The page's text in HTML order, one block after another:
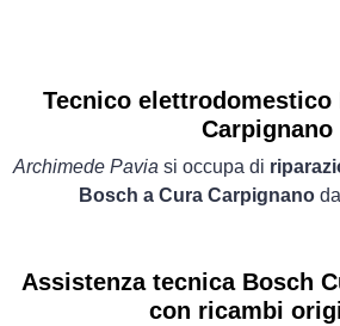
Tecnico elettrodomestico
Carpignano
Archimede Pavia si occupa di
Bosch a Cura Carpignano
Assistenza tecnica Bosch
con ricambi